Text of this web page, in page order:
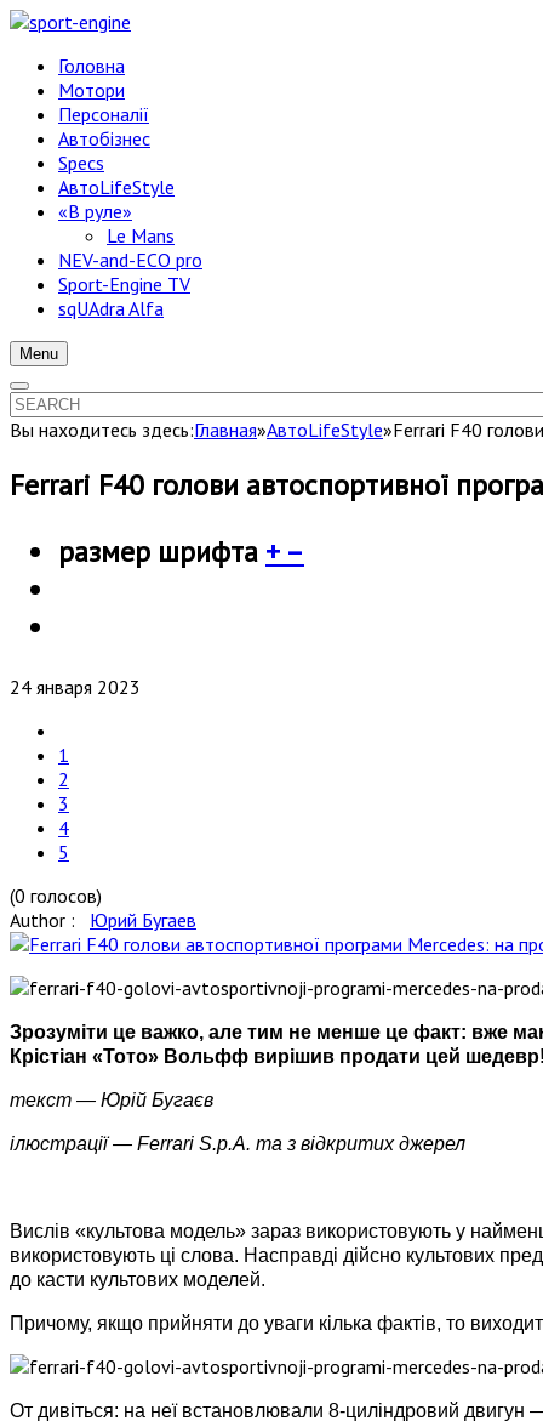
Головна
Мотори
Персоналії
Автобізнес
Specs
АвтоLifeStyle
«В руле»
Le Mans
NEV-and-ECO pro
Sport-Engine TV
sqUAdra Alfa
Menu
Вы находитесь здесь:Главная»АвтоLifeStyle»Ferrari F40
Ferrari F40 голови автоспортивної
размер шрифта + –
24 января 2023
1
2
3
4
5
(0 голосов)
Author : Юрий Бугаев
Зрозуміти це важко, але тим не менше це факт: вже
Крістіан «Тото» Вольфф вирішив продати цей
текст — Юрій Бугаєв
ілюстрації — Ferrari S.p.A. та з відкритих джерел
Вислів «культова модель» зараз використовують у
використовують ці слова. Насправді дійсно культових
до касти культових моделей.
Причому, якщо прийняти до уваги кілька фактів, то
От дивіться: на неї встановлювали 8-циліндровий